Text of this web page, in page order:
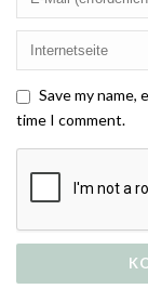
Save my
time I comment.